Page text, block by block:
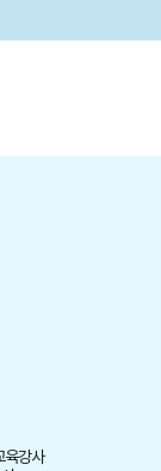
육강사